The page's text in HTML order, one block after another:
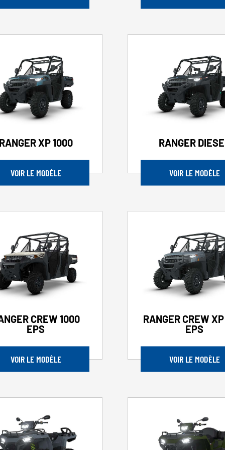
XP 1000
VOIR LE MODÈLE
RANGER
VOIR LE MODÈLE
CREW 1000
EPS
VOIR LE MODÈLE
RANGER CREW
EPS
VOIR LE MODÈLE